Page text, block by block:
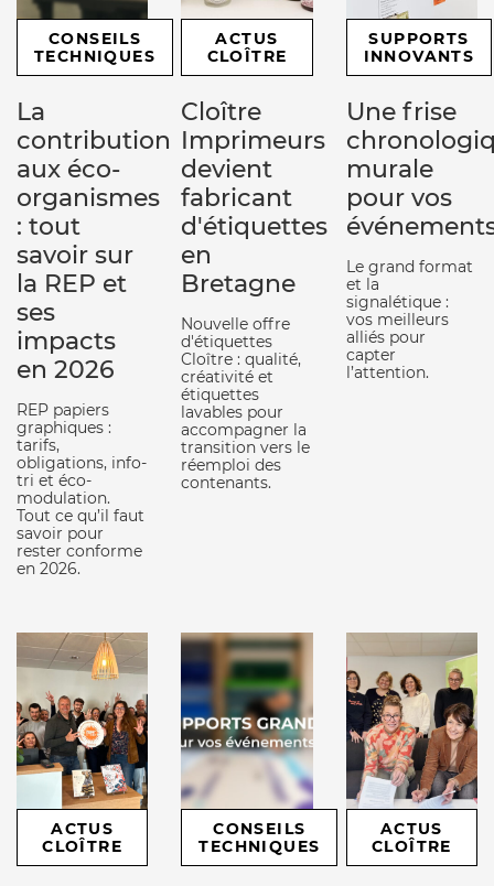
CONSEILS
TECHNIQUES
La
contribution
aux éco-
organismes
: tout
savoir sur
la REP et
ses
impacts
en 2026
REP papiers
graphiques :
tarifs,
obligations, info-
tri et éco-
modulation.
Tout ce qu’il faut
savoir pour
rester conforme
en 2026.
ACTUS
CLOÎTRE
Cloître
Imprimeurs
devient
fabricant
d'étiquettes
en
Bretagne
Nouvelle offre
d'étiquettes
Cloître : qualité,
créativité et
étiquettes
lavables pour
accompagner la
transition vers le
réemploi des
contenants.
SUPPORTS
INNOVANTS
Une frise
murale
pour vos
Le grand format
et la
signalétique :
vos meilleurs
alliés pour
capter
l’attention.
ACTUS
CLOÎTRE
CONSEILS
TECHNIQUES
ACTUS
CLOÎTRE